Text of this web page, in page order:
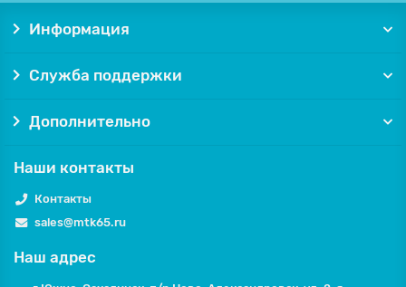
Информация
Служба поддержки
Дополнительно
Наши контакты
Контакты
sales@mtk65.ru
Наш адрес